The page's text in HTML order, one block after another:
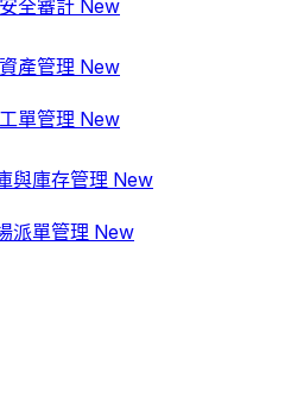
全審計 New
產管理 New
單管理 New
與庫存管理 New
派單管理 New